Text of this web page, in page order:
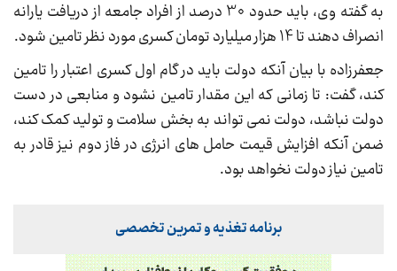
به گفته وی، باید حدود 30 درصد از افراد جامعه از دریافت یارانه
انصراف دهند تا 14 هزار میلیارد تومان کسری مورد نظر تامین شود.
جعفرزاده با بیان آنکه دولت باید در گام اول کسری اعتبار را تامین
کند، گفت: تا زمانی که این مقدار تامین نشود و منابعی در دست
دولت نباشد، دولت نمی تواند به بخش سلامت و تولید کمک کند،
ضمن آنکه افزایش قیمت حامل های انرژی در فاز دوم نیز قادر به
تامین نیاز دولت نخواهد بود.
برنامه تغذیه و تمرین تخصصی